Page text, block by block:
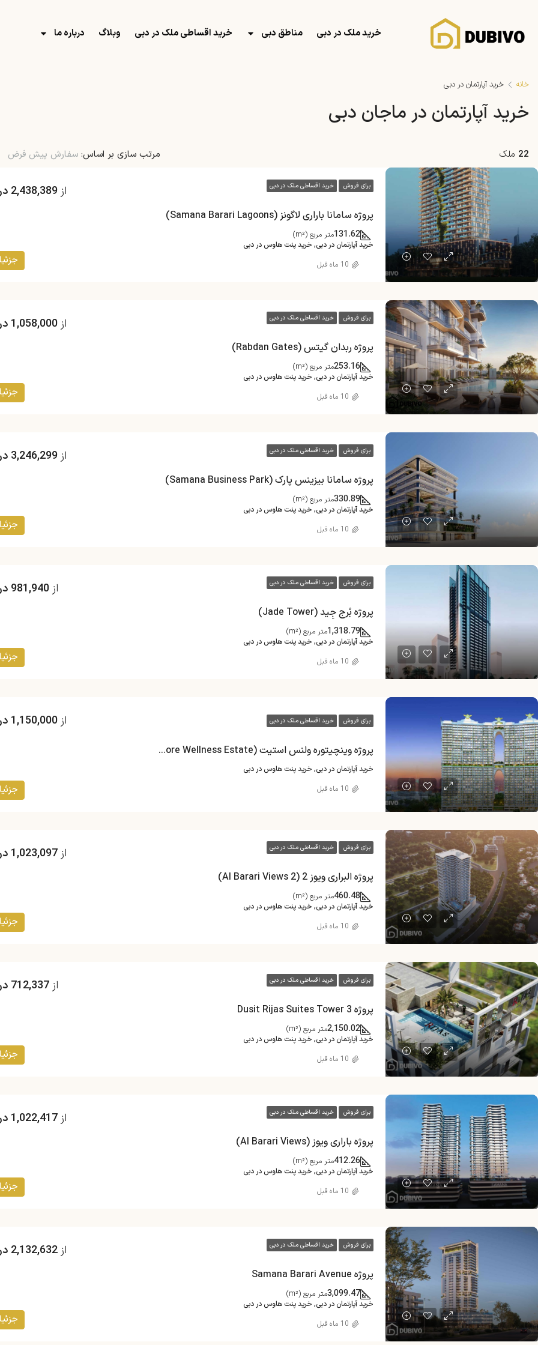
خرید ملک در دبی مناطق دبی خرید اقساطی ملک در دبی وبلاگ درباره ما
خانه خرید آپارتمان در دبی
خرید آپارتمان در ماجان دبی
22 ملک مرتب سازی بر اساس: سفارش پیش فرض
برای فروش خرید اقساطی ملک در دبی
پروژه سامانا باراری لاگونز (Samana Barari Lagoons)
از 2,438,389 درهم
131.62متر مربع (m²)
خرید آپارتمان در دبی, خرید پنت هاوس در دبی
10 ماه قبل
برای فروش خرید اقساطی ملک در دبی
پروژه ربدان گیتس (Rabdan Gates)
از 1,058,000 درهم
253.16متر مربع (m²)
خرید آپارتمان در دبی, خرید پنت هاوس در دبی
10 ماه قبل
برای فروش خرید اقساطی ملک در دبی
پروژه سامانا بیزینس پارک (Samana Business Park)
از 3,246,299 درهم
330.89متر مربع (m²)
خرید آپارتمان در دبی, خرید پنت هاوس در دبی
10 ماه قبل
برای فروش خرید اقساطی ملک در دبی
پروژه بُرج جِید (Jade Tower)
از 981,940 درهم
1,318.79متر مربع (m²)
خرید آپارتمان در دبی, خرید پنت هاوس در دبی
10 ماه قبل
برای فروش خرید اقساطی ملک در دبی
پروژه وینچیتوره ولنس استیت (Vincitore Wellness Estate)
از 1,150,000 درهم
خرید آپارتمان در دبی, خرید پنت هاوس در دبی
10 ماه قبل
برای فروش خرید اقساطی ملک در دبی
پروژه البراری ویوز 2 (Al Barari Views 2)
از 1,023,097 درهم
460.48متر مربع (m²)
خرید آپارتمان در دبی, خرید پنت هاوس در دبی
10 ماه قبل
برای فروش خرید اقساطی ملک در دبی
پروژه Dusit Rijas Suites Tower 3
از 712,337 درهم
2,150.02متر مربع (m²)
خرید آپارتمان در دبی, خرید پنت هاوس در دبی
10 ماه قبل
برای فروش خرید اقساطی ملک در دبی
پروژه باراری ویوز (Al Barari Views)
از 1,022,417 درهم
412.26متر مربع (m²)
خرید آپارتمان در دبی, خرید پنت هاوس در دبی
10 ماه قبل
برای فروش خرید اقساطی ملک در دبی
پروژه Samana Barari Avenue
از 2,132,632 درهم
3,099.47متر مربع (m²)
خرید آپارتمان در دبی, خرید پنت هاوس در دبی
10 ماه قبل